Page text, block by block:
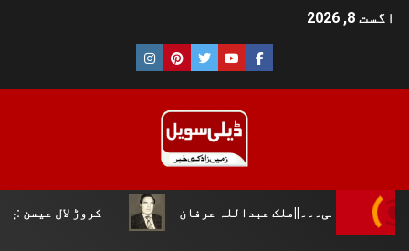
اگست 8, 2026
کروڑ لال عیسن :چوپال کلچرل عبداللہ عرفان